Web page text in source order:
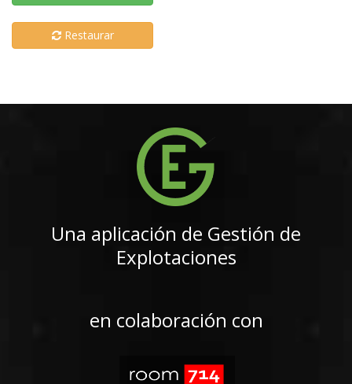
Restaurar
Una aplicación de Gestión de
Explotaciones
en colaboración con